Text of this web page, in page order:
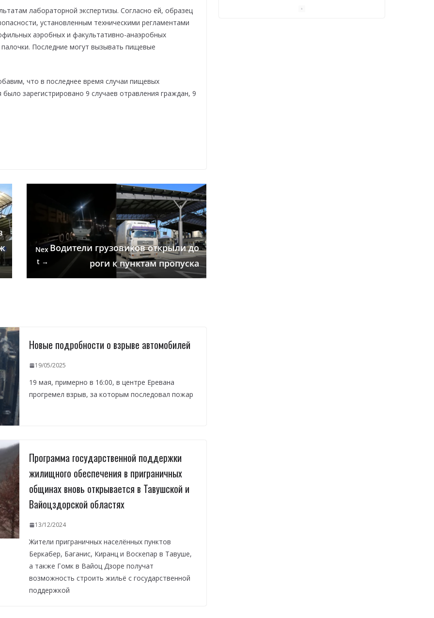
лабораторной экспертизы. Согласно ей, образец
установленным техническими регламентами
аэробных и факультативно-анаэробных
Последние могут вызывать пищевые
что в последнее время случаи пищевых
зарегистрировано 9 случаев отравления граждан, 9
Nex
t →
Водители грузовиков открыли до
роги к пунктам пропуска
Новые подробности о взрыве автомобилей
19/05/2025
19 мая, примерно в 16:00, в центре Еревана
прогремел взрыв, за которым последовал пожар
Программа государственной поддержки
жилищного обеспечения в приграничных
общинах вновь открывается в Тавушской и
Вайоцздорской областях
13/12/2024
Жители приграничных населённых пунктов
Беркабер, Баганис, Киранц и Воскепар в Тавуше,
а также Гомк в Вайоц Дзоре получат
возможность строить жильё с государственной
поддержкой